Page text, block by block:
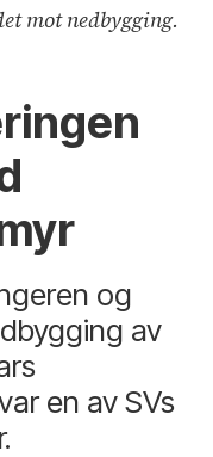
mot nedbygging.
og
av
en av SVs